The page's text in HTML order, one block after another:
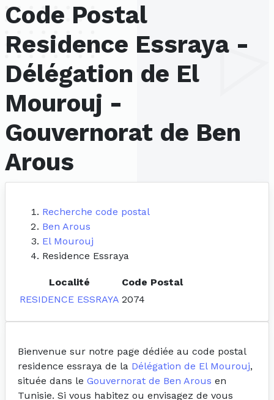
Code Postal
Residence Essraya -
Délégation de El
Mourouj -
Gouvernorat de Ben
Arous
Recherche code postal
Ben Arous
El Mourouj
Residence Essraya
Localité
Code Postal
RESIDENCE ESSRAYA 2074
Bienvenue sur notre page dédiée au code postal
residence essraya de la Délégation de El Mourouj,
située dans le Gouvernorat de Ben Arous en
Tunisie. Si vous habitez ou envisagez de vous